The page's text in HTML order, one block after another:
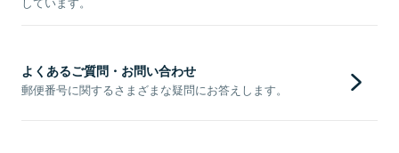
よくあるご質問・お問い合わせ
郵便番号に関するさまざまな疑問にお答えします。